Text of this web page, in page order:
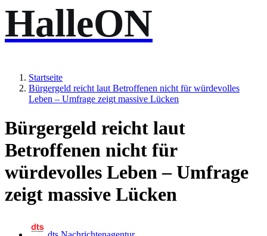
HalleON
Startseite
Bürgergeld reicht laut Betroffenen nicht für würdevolles
Leben – Umfrage zeigt massive Lücken
Bürgergeld reicht laut
Betroffenen nicht für
würdevolles Leben – Umfrage
zeigt massive Lücken